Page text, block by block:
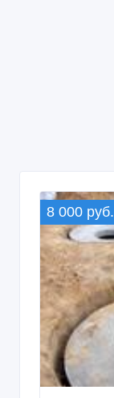
8 000 руб.